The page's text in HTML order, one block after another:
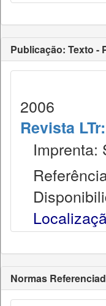
Publicação: Texto -
2006
Revista
Imprenta:
Normas